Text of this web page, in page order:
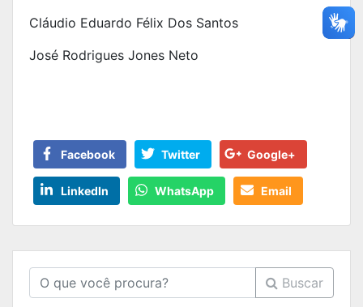
Cláudio Eduardo Félix Dos Santos
José Rodrigues Jones Neto
Facebook Twitter Google+
LinkedIn WhatsApp Email
Buscar